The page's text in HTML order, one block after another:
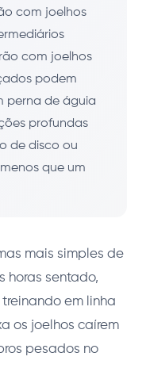
com joelhos
com joelhos
podem
perna de águia
profundas
de disco ou
que um
mais simples de
horas sentado,
em linha
os joelhos caírem
pesados no